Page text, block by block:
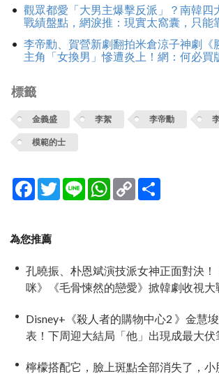
觀眾都愛「大男主爆擊反派」？南韓四
戰績盤點，網淚推：現實太窩囊，只能
李帝勳、賀營新劇翻拍米倉涼子神劇《
主角「女換男」慘遭炎上！網：何必買
標籤
金義盛 李絮 李帝勳
模範的士
Facebook
TwitterLine WhatsApp
Copy
Link
為您推薦
孔曉振、朴恩斌演技派女神正面對決！
咪》《毛骨悚然的戀愛》掀韓劇收視大
Disney+《殺人者的購物中心2 》金慧
表！下周迎大結局「他」出現成最大伏
檸檬搭配它，臉上斑點全部消失了，小